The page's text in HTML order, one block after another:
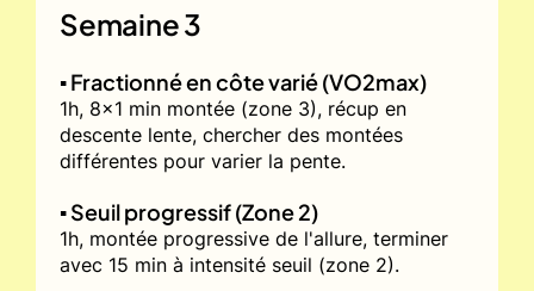
Semaine 3
▪️ Fractionné en côte varié (VO2max)
1h, 8x1 min montée (zone 3), récup en
descente lente, chercher des montées
différentes pour varier la pente.
▪️ Seuil progressif (Zone 2)
1h, montée progressive de l'allure, terminer
avec 15 min à intensité seuil (zone 2).